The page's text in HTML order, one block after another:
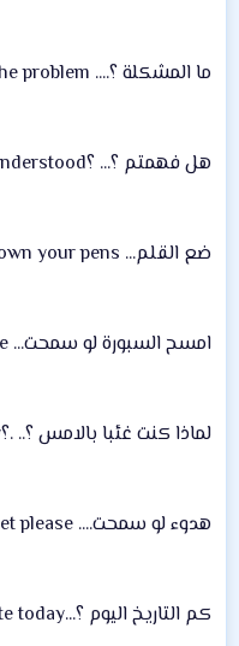
ما المشكلة ؟.... what is the problem؟
هل فهمتم ؟... ؟Have you understood
ضع القلم... Put down your pens
امسح السبورة لو سمحت... clean the board please
لماذا كنت غئبا بالامس ؟.. .؟why were you absent yesterday
هدوء لو سمحت.... Be quiet please
كم التاريخ اليوم ؟...What is the date today؟